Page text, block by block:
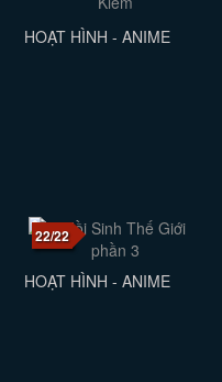
HOẠT HÌNH - ANIME
22/22
HOẠT HÌNH - ANIME